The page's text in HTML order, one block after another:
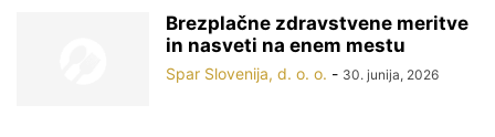
Brezplačne zdravstvene meritve
in nasveti na enem mestu
Spar Slovenija, d. o. o. - 30. junija, 2026